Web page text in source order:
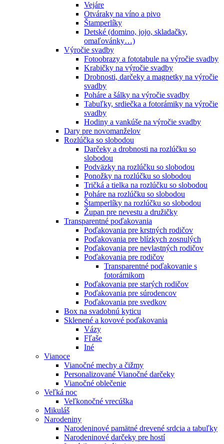
Vejáre
Otváraky na víno a pivo
Štamperlíky
Detské (domino, jojo, skladačky,
omaľovánky…)
Výročie svadby
Fotoobrazy a fototabule na výročie svadby
Krabičky na výročie svadby
Drobnosti, darčeky a magnetky na výročie
svadby
Poháre a šálky na výročie svadby
Tabuľky, srdiečka a fotorámiky na výročie
svadby
Hodiny a vankúše na výročie svadby
Dary pre novomanželov
Rozlúčka so slobodou
Darčeky a drobnosti na rozlúčku so
slobodou
Podväzky na rozlúčku so slobodou
Ponožky na rozlúčku so slobodou
Tričká a tielka na rozlúčku so slobodou
Poháre na rozlúčku so slobodou
Štamperlíky na rozlúčku so slobodou
Župan pre nevestu a družičky
Transparentné poďakovania
Poďakovania pre krstných rodičov
Poďakovania pre blízkych zosnulých
Poďakovania pre nevlastných rodičov
Poďakovania pre rodičov
Transparentné poďakovanie s
fotorámikom
Poďakovania pre starých rodičov
Poďakovania pre súrodencov
Poďakovania pre svedkov
Box na svadobnú kyticu
Sklenené a kovové poďakovania
Vázy
Fľaše
Iné
Vianoce
Vianočné mechy a čižmy
Personalizované Vianočné darčeky
Vianočné oblečenie
Veľká noc
Veľkonočné vrecúška
Mikuláš
Narodeniny
Narodeninové pamätné drevené srdcia a tabuľky
Narodeninové darčeky pre hostí